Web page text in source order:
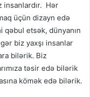
insanlardır. Hər
üçün dizayn edə
qəbul etsək, dünyanın
biz yaxşı insanlar
bilərik. Biz
təsir edə bilərik
kömək edə bilərik.